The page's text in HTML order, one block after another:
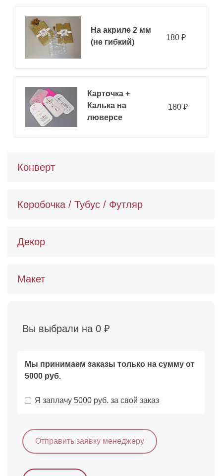
На акриле 2 мм
(не гибкий)
180
Карточка +
Калька на
люверсе
180
Конверт
Коробочка / Тубус / Футляр
Декор
Макет
Вы выбрали на 0 ₽
Мы принимаем заказы только на сумму от
5000 руб.
Я заплачу 5000 руб. за свой заказ
Отправить заявку менеджеру